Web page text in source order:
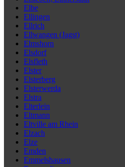
Elbe
Ellingen
Ellrich
Ellwangen (Jagst)
Elmshorn
Elsdorf
Elsfleth
Elster
Elsterberg
Elsterwerda
Elstra
Elterlein
Eltmann
Eltville am Rhein
Elzach
Elze
Emden
Emmelshausen